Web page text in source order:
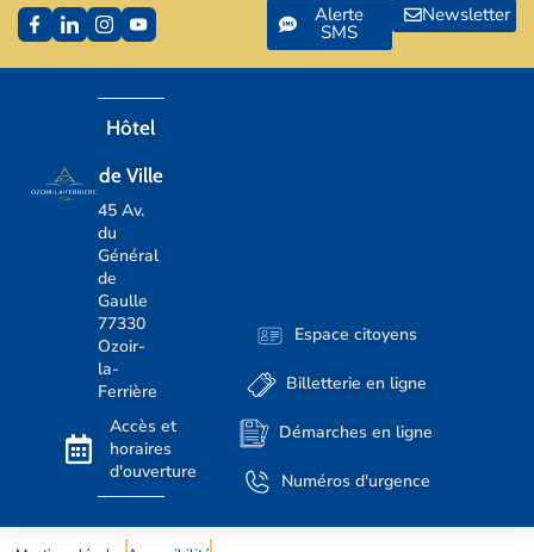
Hôtel
de Ville
45 Av.
du
Général
de
Gaulle
77330
Ozoir-
la-
Ferrière
Accès et
horaires
d'ouverture
Espace citoyens
Billetterie en ligne
Démarches en ligne
Numéros d'urgence
Alerte
SMS
Newsletter